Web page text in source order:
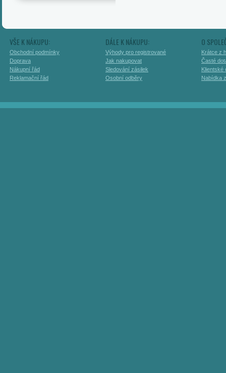
VŠE K NÁKUPU:
Obchodní podmínky
Doprava
Nákupní řád
Reklamační řád
DÁLE K NÁKUPU:
Výhody pro registrované
Jak nakupovat
Sledování zásilek
Osobní odběry
O
Krátce z
Časté
Klientské
Nabídka